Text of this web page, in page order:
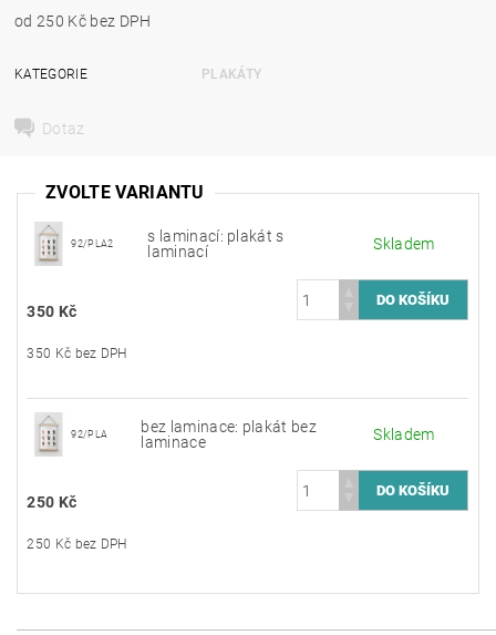
od 250 Kč bez DPH
KATEGORIE PLAKÁTY
Dotaz
ZVOLTE VARIANTU
92/PLA2
s laminací: plakát s
laminací
Skladem
350 Kč
350 Kč bez DPH
92/PLA
bez laminace: plakát bez
laminace
Skladem
250 Kč
250 Kč bez DPH